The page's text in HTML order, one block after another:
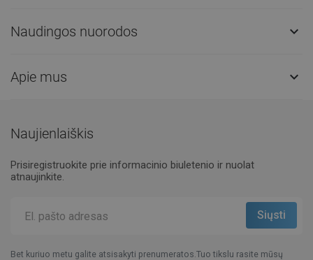
Naudingos nuorodos 
Apie mus 
Naujienlaiškis
Prisiregistruokite prie informacinio biuletenio ir nuolat
atnaujinkite.
Bet kuriuo metu galite atsisakyti prenumeratos.Tuo tikslu rasite mūsų